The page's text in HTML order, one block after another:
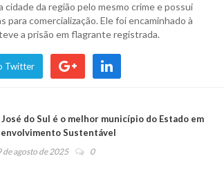
da região pelo mesmo crime e possui
comercialização. Ele foi encaminhado à
a prisão em flagrante registrada.
Twitter
José do Sul é o melhor município do Estado em
Sustentável
de agosto de 2025 0